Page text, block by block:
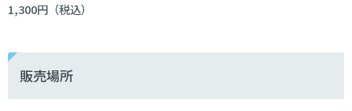
1,300円（税込）
販売場所